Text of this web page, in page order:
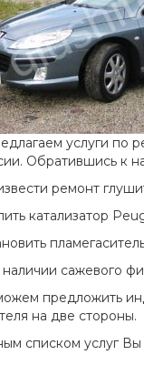
услуги по
Обратившись к
ремонт
катализатор
сажевого
предложить
на две стороны.
списком услуг